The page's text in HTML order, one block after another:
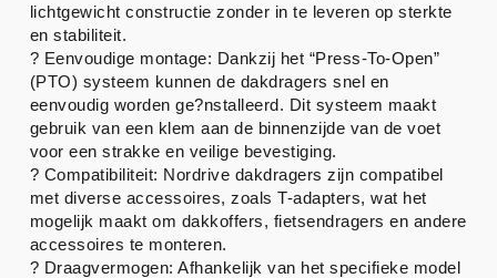
lichtgewicht constructie zonder in te leveren op sterkte
en stabiliteit.
? Eenvoudige montage: Dankzij het “Press-To-Open”
(PTO) systeem kunnen de dakdragers snel en
eenvoudig worden ge?nstalleerd. Dit systeem maakt
gebruik van een klem aan de binnenzijde van de voet
voor een strakke en veilige bevestiging.
? Compatibiliteit: Nordrive dakdragers zijn compatibel
met diverse accessoires, zoals T-adapters, wat het
mogelijk maakt om dakkoffers, fietsendragers en andere
accessoires te monteren.
? Draagvermogen: Afhankelijk van het specifieke model